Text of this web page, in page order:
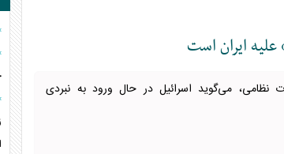
ایران است
نظامی، می‌گوید اسرائیل در حال ورود به نبردی